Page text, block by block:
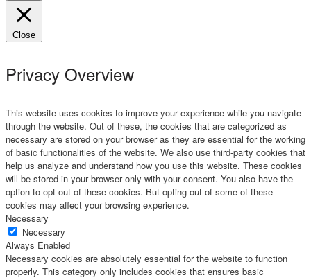
Close
Privacy Overview
This website uses cookies to improve your experience while you navigate
through the website. Out of these, the cookies that are categorized as
necessary are stored on your browser as they are essential for the working
of basic functionalities of the website. We also use third-party cookies that
help us analyze and understand how you use this website. These cookies
will be stored in your browser only with your consent. You also have the
option to opt-out of these cookies. But opting out of some of these
cookies may affect your browsing experience.
Necessary
Necessary
Always Enabled
Necessary cookies are absolutely essential for the website to function
properly. This category only includes cookies that ensures basic